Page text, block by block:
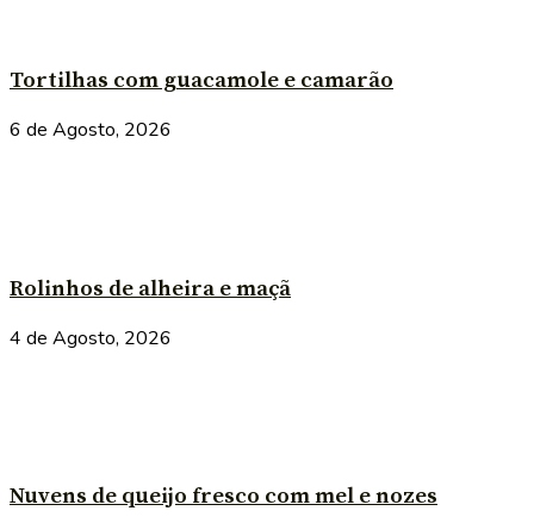
Tortilhas com guacamole e camarão
6 de Agosto, 2026
Rolinhos de alheira e maçã
4 de Agosto, 2026
Nuvens de queijo fresco com mel e nozes